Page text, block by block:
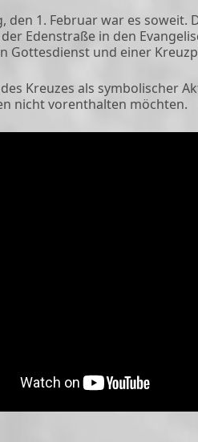
den 1. Februar war es soweit.
Edenstraße in den
Gottesdienst und einer
Kreuzes als symbolischer
nicht vorenthalten möchten.